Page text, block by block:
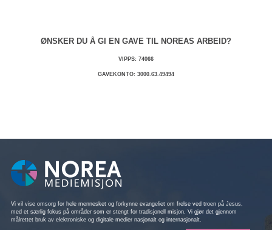
ØNSKER DU Å GI EN GAVE TIL NOREAS ARBEID?
VIPPS: 74066
GAVEKONTO: 3000.63.49494
Vi vil vise omsorg for hele mennesket og forkynne evangeliet om frelse ved troen på Jesus,
med et særlig fokus på områder som er stengt for tradisjonell misjon. Vi gjør det gjennom
målrettet bruk av elektroniske og digitale medier nasjonalt og internasjonalt.